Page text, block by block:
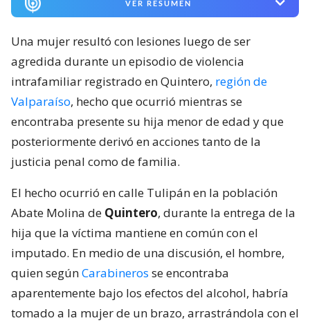
VER RESUMEN
Una mujer resultó con lesiones luego de ser
agredida durante un episodio de violencia
intrafamiliar registrado en Quintero, región de
Valparaíso, hecho que ocurrió mientras se
encontraba presente su hija menor de edad y que
posteriormente derivó en acciones tanto de la
justicia penal como de familia.
El hecho ocurrió en calle Tulipán en la población
Abate Molina de Quintero, durante la entrega de la
hija que la víctima mantiene en común con el
imputado. En medio de una discusión, el hombre,
quien segúnCarabineros se encontraba
aparentemente bajo los efectos del alcohol, habría
tomado a la mujer de un brazo, arrastrándola con el